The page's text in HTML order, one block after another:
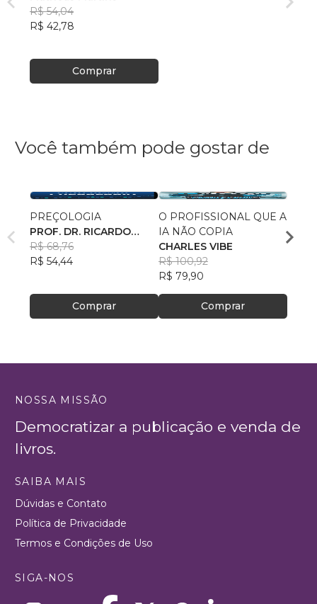
R$ 54,04
R$ 42,78
Comprar
Você também pode gostar de
PREÇOLOGIA
PROF. DR. RICARDO
FERNANDES
R$ 68,76
R$ 54,44
Comprar
O PROFISSIONAL QUE A
IA NÃO COPIA
CHARLES VIBE
R$ 100,92
R$ 79,90
Comprar
R$
NOSSA MISSÃO
Democratizar a publicação e venda de
livros.
SAIBA MAIS
Dúvidas e Contato
Política de Privacidade
Termos e Condições de Uso
SIGA-NOS